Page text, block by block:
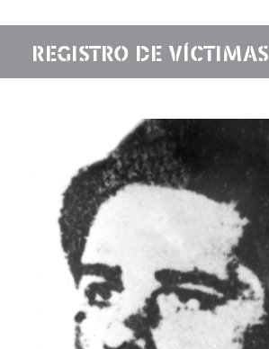
REGISTRO DE VÍCTIMAS